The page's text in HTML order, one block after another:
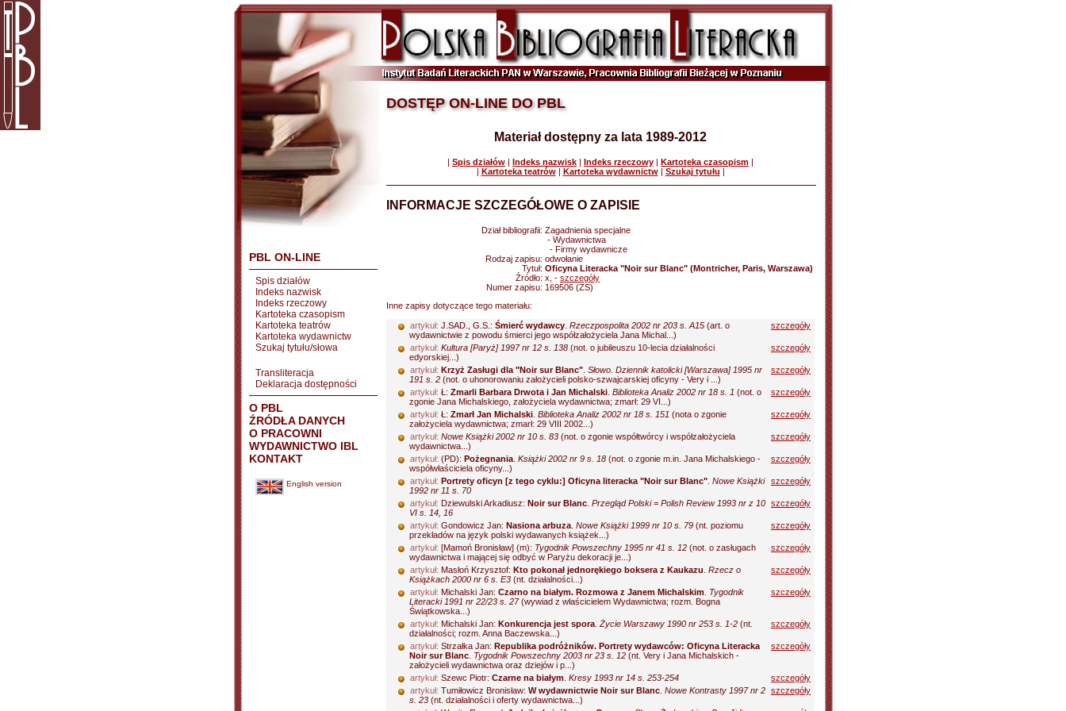
PBL ON-LINE
Spis działów
Indeks nazwisk
Indeks rzeczowy
Kartoteka czasopism
Kartoteka teatrów
Kartoteka wydawnictw
Szukaj tytułu/słowa
Transliteracja
Deklaracja dostępności
O PBL
ŹRÓDŁA DANYCH
O PRACOWNI
WYDAWNICTWO IBL
KONTAKT
English version
DOSTĘP ON-LINE DO PBL
Materiał dostępny za lata 1989-2012
| Spis działów | Indeks nazwisk | Indeks rzeczowy | Kartoteka czasopism |
| Kartoteka teatrów| Kartoteka wydawnictw| Szukaj tytułu |
INFORMACJE SZCZEGÓŁOWE O ZAPISIE
Dział bibliografii: Zagadnienia specjalne
- Wydawnictwa
- Firmy wydawnicze
Rodzaj zapisu: odwołanie
Tytuł: Oficyna Literacka "Noir sur Blanc" (Montricher, Paris, Warszawa)
Źródło: x, - szczegóły
Numer zapisu: 169506 (ZS)
Inne zapisy dotyczące tego materiału:
artykuł: J.SAD., G.S.: Śmierć wydawcy Rzeczpospolita 2002 nr 203 s. A15 (art. o
wydawnictwie z powodu śmierci jego współzałożyciela Jana Michal...)
szczegóły
artykuł: Kultura [Paryż] 1997 nr 12 s. 138 (not. o jubileuszu 10-lecia działalności
edyorskiej...)
szczegóły
artykuł: Krzyż Zasługi dla "Noir sur Blanc" Słowo. Dziennik katolicki [Warszawa] 1995 nr
191 s. 2 (not. o uhonorowaniu założycieli polsko-szwajcarskiej oficyny - Very i ...)
szczegóły
artykuł: Ł: Zmarli Barbara Drwota i Jan Michalski Biblioteka Analiz 2002 nr 18 s. 1 (not. o
zgonie Jana Michalskiego, założyciela wydawnictwa; zmarł: 29 VI...)
szczegóły
artykuł: Ł: Zmarł Jan Michalski Biblioteka Analiz 2002 nr 18 s. 151 (nota o zgonie
założyciela wydawnictwa; zmarł: 29 VIII 2002...)
szczegóły
artykuł: Nowe Książki 2002 nr 10 s. 83 (not. o zgonie współtwórcy i współzałożyciela
wydawnictwa...)
szczegóły
artykuł: (PD): Pożegnania Książki 2002 nr 9 s. 18 (not. o zgonie m.in. Jana Michalskiego -
współwłaściciela oficyny...)
szczegóły
artykuł: Portrety oficyn [z tego cyklu:] Oficyna literacka "Noir sur Blanc" Nowe Książki
1992 nr 11 s. 70
szczegóły
artykuł: Dziewulski Arkadiusz: Noir sur Blanc Przegląd Polski = Polish Review 1993 nr z 10
VI s. 14, 16
szczegóły
artykuł: Gondowicz Jan: Nasiona arbuza Nowe Książki 1999 nr 10 s. 79 (nt. poziomu
przekładów na język polski wydawanych książek...)
szczegóły
artykuł: [Mamoń Bronisław] (m): Tygodnik Powszechny 1995 nr 41 s. 12 (not. o zasługach
wydawnictwa i mającej się odbyć w Paryżu dekoracji je...)
szczegóły
artykuł: Masłoń Krzysztof: Kto pokonał jednorękiego boksera z Kaukazu Rzecz o
Książkach 2000 nr 6 s. E3 (nt. działalności...)
szczegóły
artykuł: Michalski Jan: Czarno na białym. Rozmowa z Janem Michalskim
Tygodnik
Literacki 1991 nr 22/23 s. 27(wywiad z właścicielem Wydawnictwa; rozm. Bogna
Świątkowska...)
szczegóły
artykuł: Michalski Jan: Konkurencja jest spora Życie Warszawy 1990 nr 253 s. 1-2 (nt.
działalności; rozm. Anna Baczewska...)
szczegóły
artykuł: Strzałka Jan: Republika podróżników. Portrety wydawców: Oficyna Literacka
Noir sur Blanc Tygodnik Powszechny 2003 nr 23 s. 12 (nt. Very i Jana Michalskich -
założycieli wydawnictwa oraz dziejów i p...)
szczegóły
artykuł: Szewc Piotr: Czarne na białym Kresy 1993 nr 14 s. 253-254
szczegóły
artykuł: Tumiłowicz Bronisław: W wydawnictwie Noir sur Blanc Nowe Kontrasty 1997 nr 2
s. 23 (nt. działalności i oferty wydawnictwa...)
szczegóły